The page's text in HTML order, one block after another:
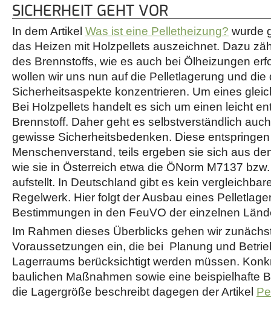
SICHERHEIT GEHT VOR
In dem Artikel Was ist eine Pelletheizung? wurde
das Heizen mit Holzpellets auszeichnet. Dazu
des Brennstoffs, wie es auch bei Ölheizungen
wollen wir uns nun auf die Pelletlagerung und
Sicherheitsaspekte konzentrieren. Um eines
Bei Holzpellets handelt es sich um einen leicht
Brennstoff. Daher geht es selbstverständlich
gewisse Sicherheitsbedenken. Diese
Menschenverstand, teils ergeben sie sich aus
wie sie in Österreich etwa die ÖNorm M7137
aufstellt. In Deutschland gibt es kein
Regelwerk. Hier folgt der Ausbau eines
Bestimmungen in den FeuVO der einzelnen
Im Rahmen dieses Überblicks gehen wir
Voraussetzungen ein, die bei Planung und
Lagerraums berücksichtigt werden müssen.
baulichen Maßnahmen sowie eine beispielhafte
die Lagergröße beschreibt dagegen der Artikel